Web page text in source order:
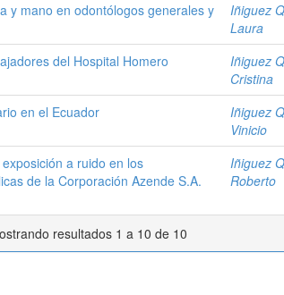
y mano en odontólogos generales y
Iñiguez
Laura
del Hospital Homero
Iñiguez
Cristina
en el Ecuador Iñiguez
Vinicio
a ruido en los
de la Corporación Azende S.A.
Iñiguez
Roberto
resultados 1 a 10 de 10